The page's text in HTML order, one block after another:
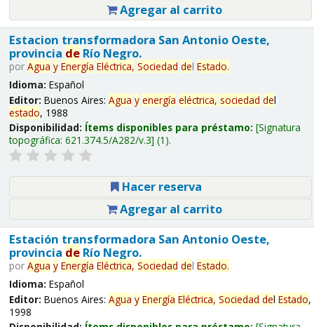
Agregar al carrito
Estacion transformadora San Antonio Oeste,
provincia deRío Negro.
por Agua y Energía Eléctrica, Sociedad del Estado.
Idioma: Español
Editor: Buenos Aires: Agua y energía eléctrica, sociedad del
estado, 1988
Disponibilidad: Ítems disponibles para préstamo: Signatura
topográfica: 621.374.5/A282/v.3 (1).
Hacer reserva
Agregar al carrito
Estación transformadora San Antonio Oeste,
provincia deRío Negro.
por Agua y Energía Eléctrica, Sociedad del Estado.
Idioma: Español
Editor: Buenos Aires: Agua y Energía Eléctrica, Sociedad del Estado,
1998